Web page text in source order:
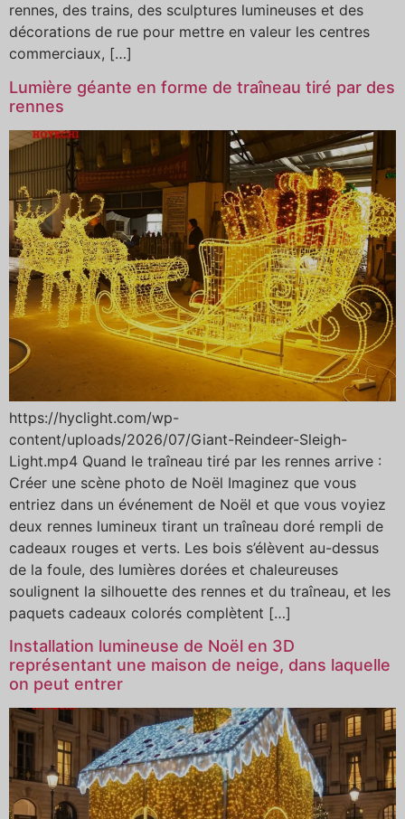
rennes, des trains, des sculptures lumineuses et des
décorations de rue pour mettre en valeur les centres
commerciaux, […]
Lumière géante en forme de traîneau tiré par des
rennes
https://hyclight.com/wp-
content/uploads/2026/07/Giant-Reindeer-Sleigh-
Light.mp4 Quand le traîneau tiré par les rennes arrive :
Créer une scène photo de Noël Imaginez que vous
entriez dans un événement de Noël et que vous voyiez
deux rennes lumineux tirant un traîneau doré rempli de
cadeaux rouges et verts. Les bois s’élèvent au-dessus
de la foule, des lumières dorées et chaleureuses
soulignent la silhouette des rennes et du traîneau, et les
paquets cadeaux colorés complètent […]
Installation lumineuse de Noël en 3D
représentant une maison de neige, dans laquelle
on peut entrer